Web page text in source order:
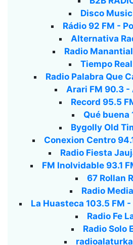
Disco
Rádio 92 FM -
Alternativa
Radio
Tiempo
Radio Palabra Que
Arari FM 90.3 -
Record 95.5
Qué buena
Bygolly Old
Conexion Centro
Radio Fiesta
FM Inolvidable 93.1
67 Rollan
Radio
La Huasteca 103.5 FM -
Radio Fe
Radio Solo